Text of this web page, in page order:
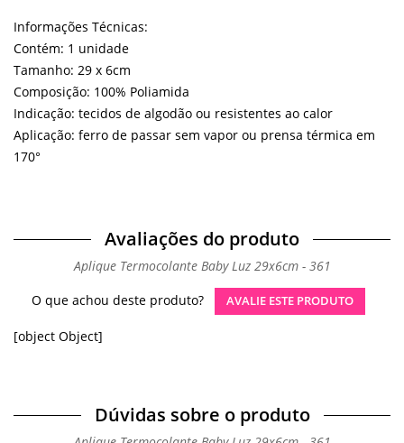
Informações Técnicas:
Contém: 1 unidade
Tamanho: 29 x 6cm
Composição: 100% Poliamida
Indicação: tecidos de algodão ou resistentes ao calor
Aplicação: ferro de passar sem vapor ou prensa térmica em
170°
Avaliações do produto
Aplique Termocolante Baby Luz 29x6cm - 361
O que achou deste produto?
AVALIE ESTE PRODUTO
[object Object]
Dúvidas sobre o produto